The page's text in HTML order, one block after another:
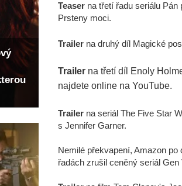
Teaser na třetí řadu seriálu Pán
Prsteny moci.
Trailer na druhý díl Magické
Trailer na třetí díl Enoly
najdete online na YouTube.
Trailer na seriál The Five Star
s Jennifer Garner.
Nemilé překvapení, Amazon po
řadách zrušil ceněný seriál Gen